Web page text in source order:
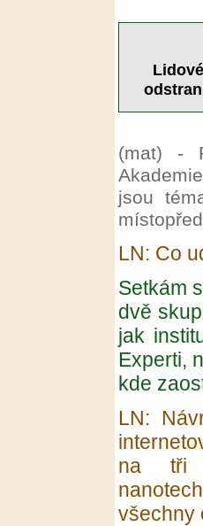
(mat) -
jsou
LN: Co
Setkám
dvě
jak
Experti,
kde
LN:
na tři
všechny